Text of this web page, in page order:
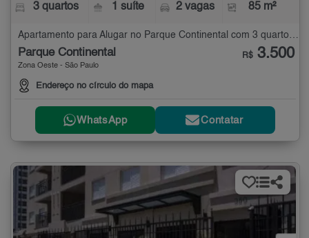
3 quartos 1 suíte 2 vagas 85 m²
Parque Continental
Zona Oeste - São Paulo
Endereço no círculo do mapa
R$ 3.500
WhatsApp Contatar